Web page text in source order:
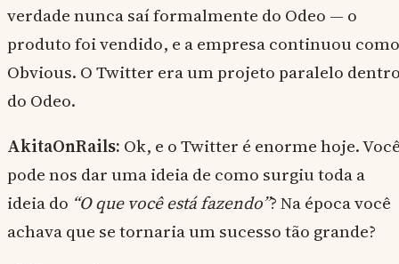
verdade nunca saí formalmente do Odeo — o
produto foi vendido, e a empresa continuou como
Obvious. O Twitter era um projeto paralelo
do Odeo.
AkitaOnRails: Ok, e o Twitter é enorme hoje.
pode nos dar uma ideia de como surgiu toda a
ideia do “O que você está fazendo”? Na época você
achava que se tornaria um sucesso tão grande?